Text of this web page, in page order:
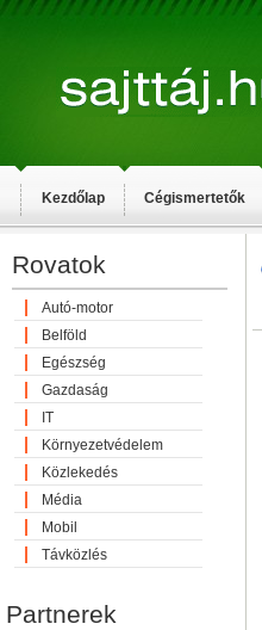
Kezdőlap Cégismertetők
Rovatok
Autó-motor
Belföld
Egészség
Gazdaság
IT
Környezetvédelem
Közlekedés
Média
Mobil
Távközlés
Partnerek